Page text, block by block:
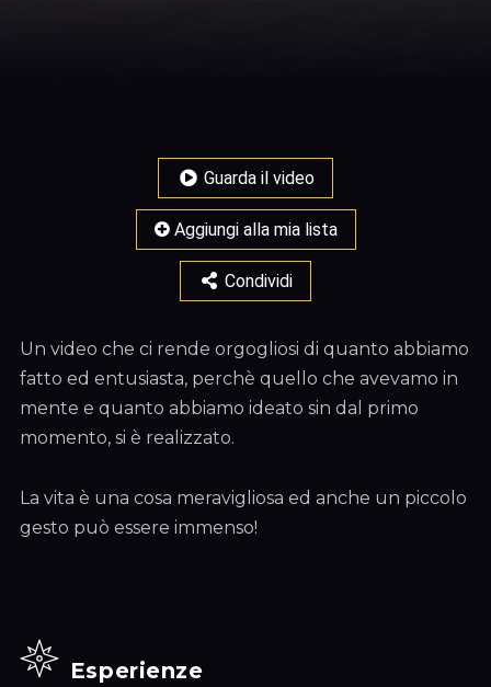
Guarda il video
Aggiungi alla mia lista
Condividi
Un video che ci rende orgogliosi di quanto abbiamo
fatto ed entusiasta, perchè quello che avevamo in
mente e quanto abbiamo ideato sin dal primo
momento, si è realizzato.
La vita è una cosa meravigliosa ed anche un piccolo
gesto può essere immenso!
Esperienze